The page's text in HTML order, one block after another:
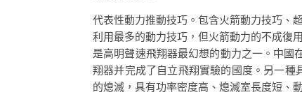
代表性動力推動技巧。包含火箭動力技巧、
利用最多的動力技巧，但火箭動力的不成復
是高明聲速飛翔器最幻想的動力之一。中
翔器并完成了自立飛翔實驗的國度。另一
的熄滅，具有功率密度高、熄滅室長度短、